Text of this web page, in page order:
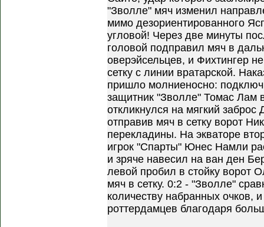
"Зволле" мяч изменил
мимо дезориентированного
угловой! Через две минуты
головой подправил мяч в
оверэйсельцев, и Фихтингер
сетку с линии вратарской.
пришло молниеносно:
защитник "Зволле" Томас
откликнулся на мягкий
отправив мяч в сетку ворот
перекладины. На экваторе
игрок "Спарты" Юнес Намли
и зряче навесил на ван ден
левой пробил в стойку ворот
мяч в сетку. 0:2 - "Зволле"
количеству набранных очков,
роттердамцев благодаря